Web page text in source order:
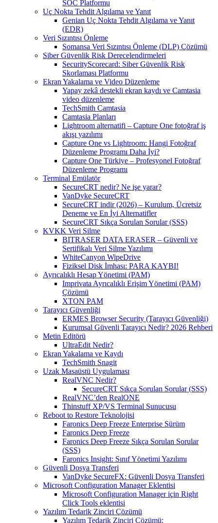
SOC Platformu
Uç Nokta Tehdit Algılama ve Yanıt
Genian Uç Nokta Tehdit Algılama ve Yanıt
(EDR)
Veri Sızıntısı Önleme
Somansa Veri Sızıntısı Önleme (DLP) Çözümü
Siber Güvenlik Risk Derecelendirmeleri
SecurityScorecard: Siber Güvenlik Risk
Skorlaması Platformu
Ekran Yakalama ve Video Düzenleme
Yapay zekâ destekli ekran kaydı ve Camtasia
video düzenleme
TechSmith Camtasia
Camtasia Planları
Lightroom alternatifi – Capture One fotoğraf iş
akışı yazılımı
Capture One vs Lightroom: Hangi Fotoğraf
Düzenleme Programı Daha İyi?
Capture One Türkiye – Profesyonel Fotoğraf
Düzenleme Programı
Terminal Emülatör
SecureCRT nedir? Ne işe yarar?
VanDyke SecureCRT
SecureCRT indir (2026) – Kurulum, Ücretsiz
Deneme ve En İyi Alternatifler
SecureCRT Sıkça Sorulan Sorular (SSS)
KVKK Veri Silme
BITRASER DATA ERASER – Güvenli ve
Sertifikalı Veri Silme Yazılımı
WhiteCanyon WipeDrive
Fiziksel Disk İmhası: PARA KAYBI!
Ayrıcalıklı Hesap Yönetimi (PAM)
Imprivata Ayrıcalıklı Erişim Yönetimi (PAM)
Çözümü
XTON PAM
Tarayıcı Güvenliği
ERMES Browser Security (Tarayıcı Güvenliği)
Kurumsal Güvenli Tarayıcı Nedir? 2026 Rehberi
Metin Editörü
UltraEdit Nedir?
Ekran Yakalama ve Kaydı
TechSmith Snagit
Uzak Masaüstü Uygulaması
RealVNC Nedir?
SecureCRT Sıkça Sorulan Sorular (SSS)
RealVNC’den RealONE
Thinstuff XP/VS Terminal Sunucusu
Reboot to Restore Teknolojisi
Faronics Deep Freeze Enterprise Sürüm
Faronics Deep Freeze
Faronics Deep Freeze Sıkça Sorulan Sorular
(SSS)
Faronics Insight: Sınıf Yönetimi Yazılımı
Güvenli Dosya Transferi
VanDyke SecureFX: Güvenli Dosya Transferi
Microsoft Configuration Manager Eklentisi
Microsoft Configuration Manager için Right
Click Tools eklentisi
Yazılım Tedarik Zinciri Çözümü
Yazılım Tedarik Zinciri Çözümü: